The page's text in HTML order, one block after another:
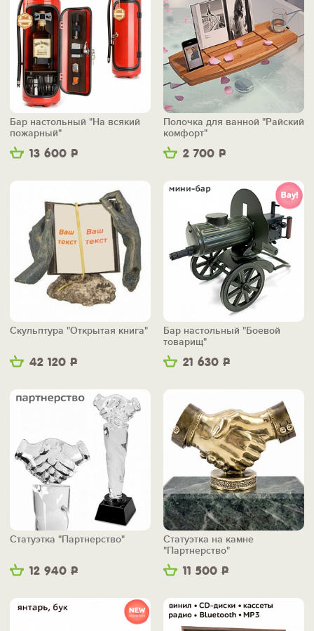
13 600 Р
Бар настольный "На всякий
пожарный"
2 700 Р
Полочка для ванной "Райский
комфорт"
42 120 Р
Скульптура "Открытая книга"
21 630 Р
Бар настольный "Боевой
товарищ"
12 940 Р
Статуэтка "Партнерство"
11 500 Р
Статуэтка на камне
"Партнерство"